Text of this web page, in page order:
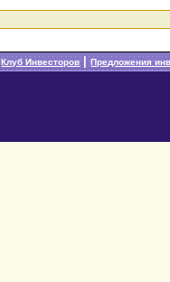
Клуб Инвесторов|Предложения